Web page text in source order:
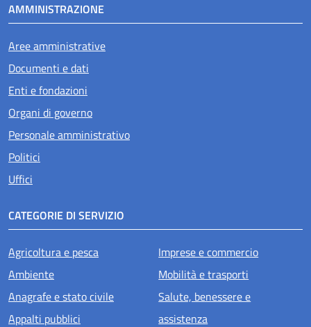
AMMINISTRAZIONE
Aree amministrative
Documenti e dati
Enti e fondazioni
Organi di governo
Personale amministrativo
Politici
Uffici
CATEGORIE DI SERVIZIO
Agricoltura e pesca
Ambiente
Anagrafe e stato civile
Appalti pubblici
Imprese e commercio
Mobilità e trasporti
Salute, benessere e
assistenza